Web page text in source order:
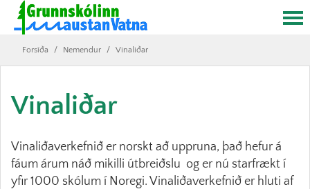
Forsíða / Nemendur / Vinaliðar
Vinaliðar
Vinaliðaverkefnið er norskt að uppruna, það hefur á
fáum árum náð mikilli útbreiðslu og er nú starfrækt í
yfir 1000 skólum í Noregi. Vinaliðaverkefnið er hluti af